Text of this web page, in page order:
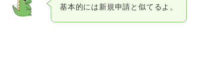
基本的には新規申請と似てるよ。